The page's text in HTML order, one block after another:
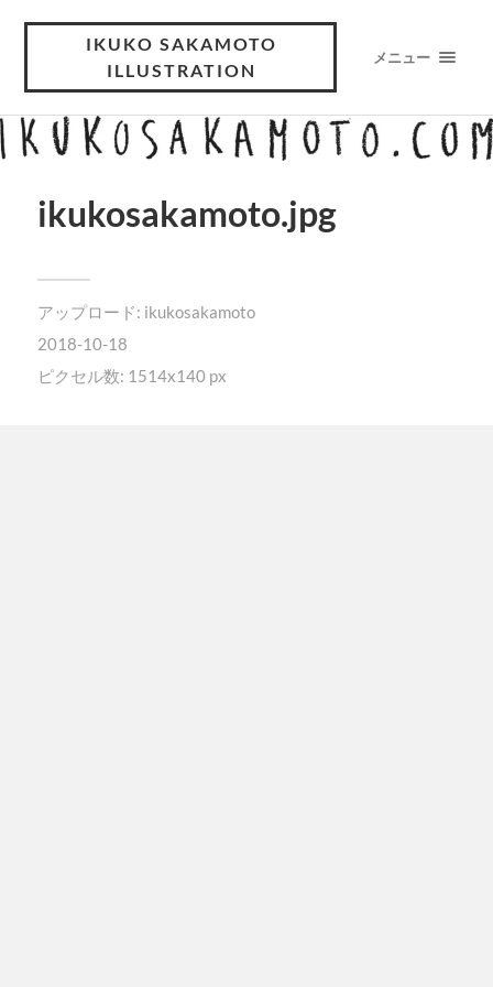
IKUKO SAKAMOTO
ILLUSTRATION
メニュー
ikukosakamoto.jpg
アップロード: ikukosakamoto
2018-10-18
ピクセル数: 1514x140 px